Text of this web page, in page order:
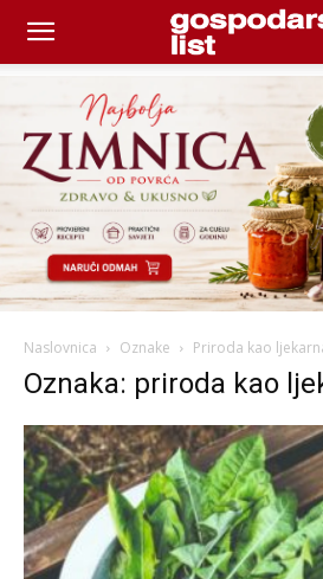
Naslovnica Oznake Priroda kao
Oznaka: priroda kao